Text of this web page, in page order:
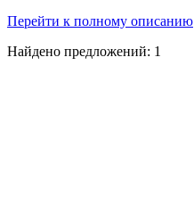
Перейти к полному описанию
Найдено предложений: 1